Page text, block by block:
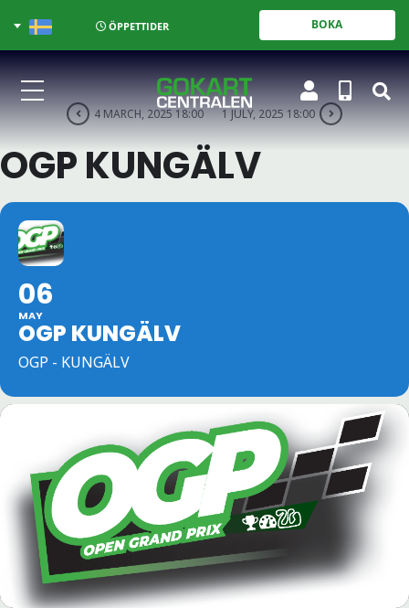
ÖPPETTIDER BOKA
4 MARCH, 2025 18:00 1 JULY, 2025 18:00
OGP KUNGÄLV
06
MAY
OGP KUNGÄLV
OGP - KUNGÄLV